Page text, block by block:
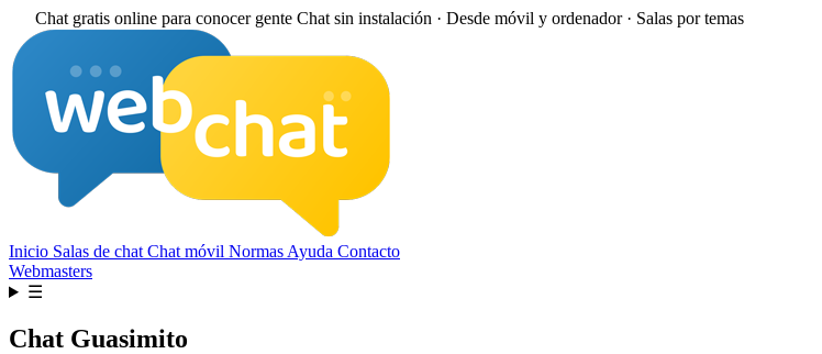
Chat gratis online para conocer gente Chat sin instalación · Desde móvil y ordenador · Salas por temas
Inicio Salas de chat Chat móvil Normas Ayuda Contacto
Webmasters
☰
Chat Guasimito